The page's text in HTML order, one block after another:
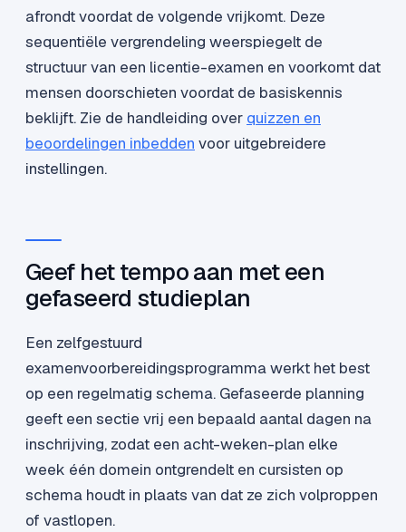
afrondt voordat de volgende vrijkomt. Deze
sequentiële vergrendeling weerspiegelt de
structuur van een licentie-examen en voorkomt dat
mensen doorschieten voordat de basiskennis
beklijft. Zie de handleiding over quizzen en
beoordelingen inbedden voor uitgebreidere
instellingen.
Geef het tempo aan met een
gefaseerd studieplan
Een zelfgestuurd
examenvoorbereidingsprogramma werkt het best
op een regelmatig schema. Gefaseerde planning
geeft een sectie vrij een bepaald aantal dagen na
inschrijving, zodat een acht-weken-plan elke
week één domein ontgrendelt en cursisten op
schema houdt in plaats van dat ze zich volproppen
of vastlopen.